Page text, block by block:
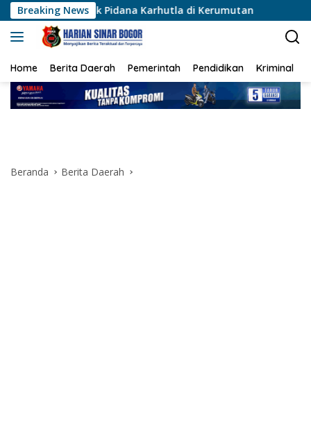
Langsung
ke
konten
Breaking News
Pidana Karhutla di Kerumutan Polsek Karawaci
Home Berita Daerah Pemerintah Pendidikan Kriminal
Beranda Berita Daerah